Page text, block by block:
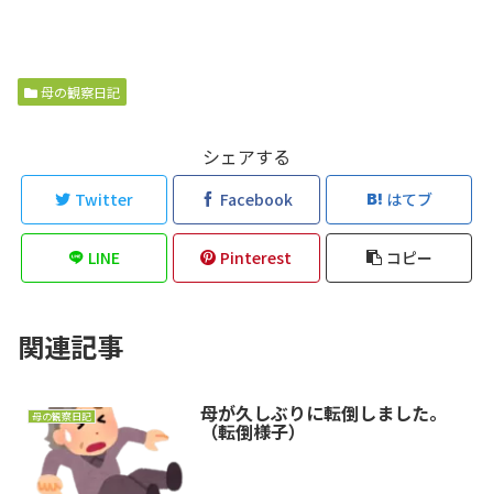
母の観察日記
シェアする
Twitter Facebook はてブ
LINE Pinterest コピー
関連記事
母の観察日記 母が久しぶりに転倒しました。
（転倒様子）